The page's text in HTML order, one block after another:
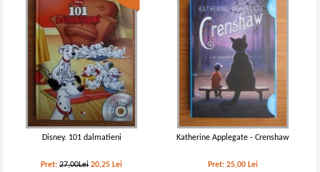
Disney. 101 dalmatieni
Pret:27,00Lei 20,25 Lei
Katherine Applegate - Crenshaw
Pret:25,00 Lei